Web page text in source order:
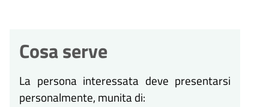
Cosa serve
La persona interessata deve presentarsi
personalmente, munita di: